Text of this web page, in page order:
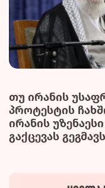
თუ ირანის
პროტესტის
ირანის
გაქცევას